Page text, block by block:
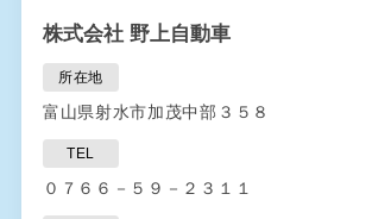
株式会社 野上自動車
所在地
富山県射水市加茂中部３５８
TEL
０７６６－５９－２３１１